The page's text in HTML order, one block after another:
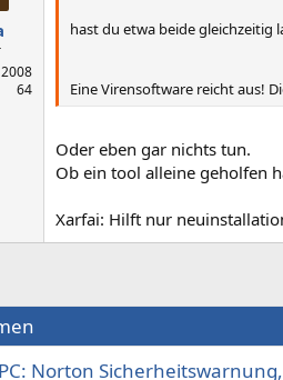
2008
64
hast du etwa beide gleichzeitig
Eine Virensoftware reicht aus!
Oder eben gar nichts tun.
Ob ein tool alleine geholfen
Xarfai: Hilft nur
Norton